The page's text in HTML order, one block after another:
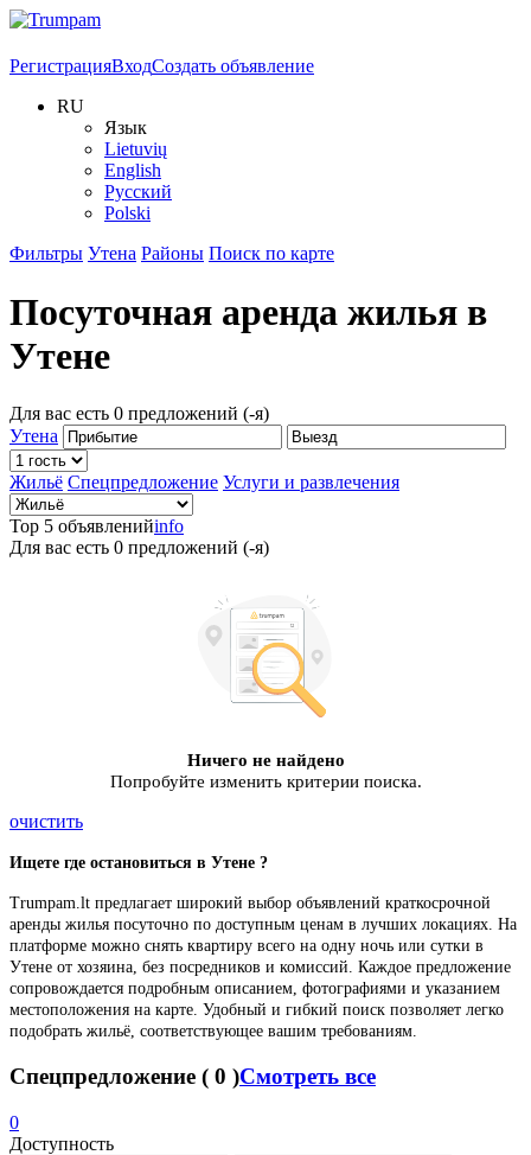
РегистрацияВходСоздать объявление
RU
Язык
Lietuvių
English
Русский
Polski
Фильтры Утена Районы Поиск по карте
Посуточная аренда жилья в
Утене
Для вас есть 0 предложений (-я)
Утена
Жильё Спецпредложение Услуги и развлечения
Top 5 объявленийinfo
Для вас есть 0 предложений (-я)
Ничего не найдено
Попробуйте изменить критерии поиска.
очистить
Ищете где остановиться в Утене ?
Trumpam.lt предлагает широкий выбор объявлений краткосрочной
аренды жилья посуточно по доступным ценам в лучших локациях. На
платформе можно снять квартиру всего на одну ночь или сутки в
Утене от хозяина, без посредников и комиссий. Каждое предложение
сопровождается подробным описанием, фотографиями и указанием
местоположения на карте. Удобный и гибкий поиск позволяет легко
подобрать жильё, соответствующее вашим требованиям.
Спецпредложение ( 0 )Смотреть все
0
Доступность